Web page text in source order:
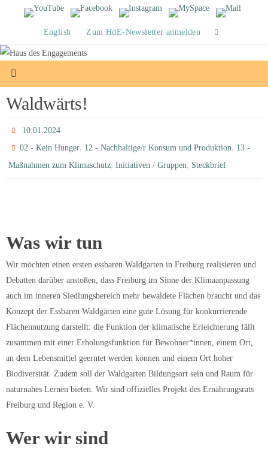
English Zum HdE-Newsletter anmelden
Waldwärts!
10.01.2024
02 - Kein Hunger, 12 - Nachhaltige/r Konsum und Produktion, 13 -
Maßnahmen zum Klimaschutz, Initiativen / Gruppen, Steckbrief
Was wir tun
Wir möchten einen ersten essbaren Waldgarten in Freiburg realisieren und
Debatten darüber anstoßen, dass Freiburg im Sinne der Klimaanpassung
auch im inneren Siedlungsbereich mehr bewaldete Flächen braucht und das
Konzept der Essbaren Waldgärten eine gute Lösung für konkurrierende
Flächennutzung darstellt: die Funktion der klimatische Erleichterung fällt
zusammen mit einer Erholungsfunktion für Bewohner*innen, einem Ort,
an dem Lebensmittel geerntet werden können und einem Ort hoher
Biodiversität. Zudem soll der Waldgarten Bildungsort sein und Raum für
naturnahes Lernen bieten. Wir sind offizielles Projekt des Ernährungsrats
Freiburg und Region e. V.
Wer wir sind